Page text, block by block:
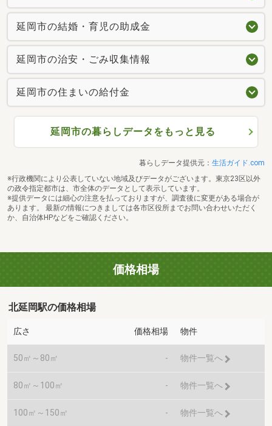
延岡市の結婚・育児の助成金
延岡市の治安・ごみ収集情報
延岡市の住まいの給付金
延岡市の暮らしデータをもっと見る
暮らしデータ提供元： 生活ガイド.com
※行政機関により公表していない地域及びデータがございます。東京23区以外
の政令指定都市は、市全体のデータとして表示しています。
※提供データには細心の注意を払っておりますが、調査後に変更がある場合が
あります。 最新の情報につきましては各市区役所までお問い合わせいただく
か、自治体HPなどをご確認ください。
価格相場
北延岡駅の価格相場
広さ 価格相場 物件
50㎡～80㎡ - 物件一覧へ
80㎡～100㎡ - 物件一覧へ
100㎡～150㎡ - 物件一覧へ